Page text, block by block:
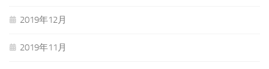
2019年12月
2019年11月